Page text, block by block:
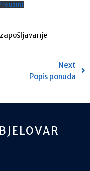
Next
Popis ponuda